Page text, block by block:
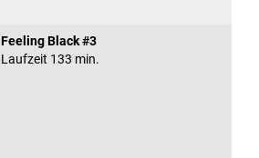
Feeling Black #3
Laufzeit 133 min.